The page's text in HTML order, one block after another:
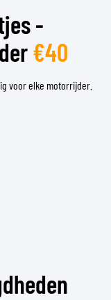
-
€40
voor elke motorrijder.